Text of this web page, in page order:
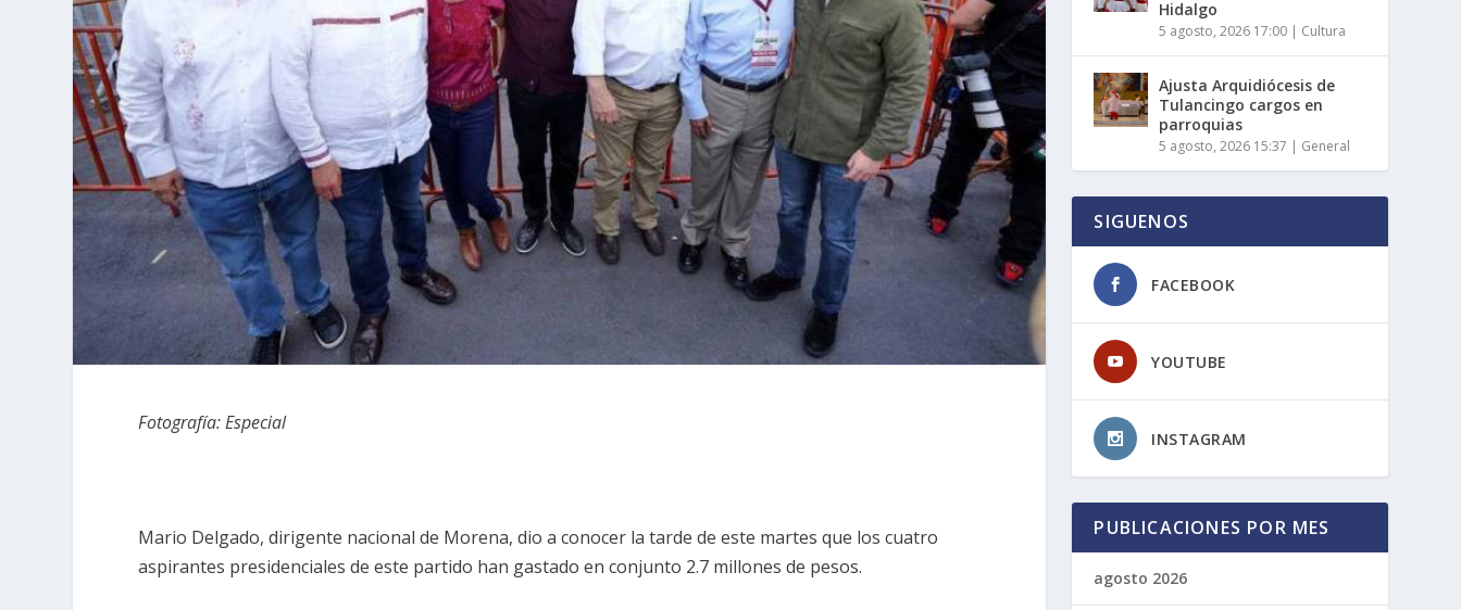
Fotografía: Especial
Mario Delgado, dirigente nacional de Morena, dio a conocer la tarde de este martes que los cuatro
aspirantes presidenciales de este partido han gastado en conjunto 2.7 millones de pesos.
Hidalgo
5 agosto, 2026 17:00 | Cultura
Ajusta Arquidiócesis de
Tulancingo cargos en
parroquias
5 agosto, 2026 15:37 | General
SIGUENOS
FACEBOOK
YOUTUBE
INSTAGRAM
PUBLICACIONES POR MES
agosto 2026